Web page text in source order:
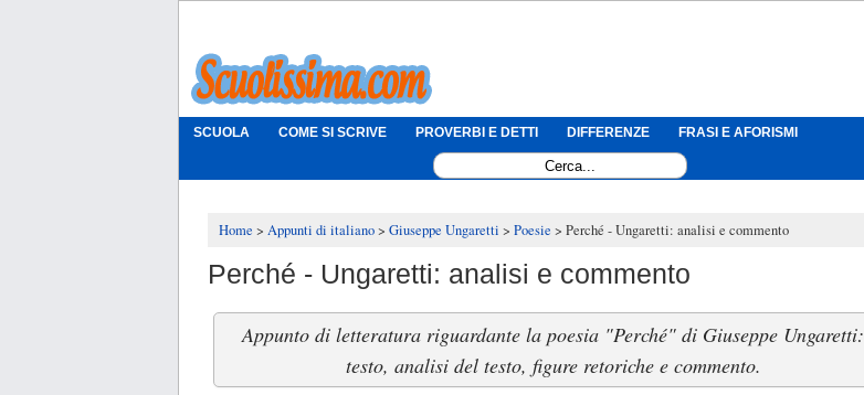
SCUOLA COME SI SCRIVE PROVERBI E DETTI DIFFERENZE FRASI E AFORISMI
Home Appunti di italiano Giuseppe Ungaretti Poesie Perché - Ungaretti: analisi e commento
Perché - Ungaretti: analisi e commento
Appunto di letteratura riguardante la poesia "Perché" di Giuseppe Ungaretti:
testo, analisi del testo, figure retoriche e commento.